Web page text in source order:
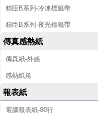
精臣B系列-冷凍標籤帶
精臣B系列-夜光標籤帶
傳真感熱紙
傳真紙-外感
感熱紙捲
報表紙
電腦報表紙-80行